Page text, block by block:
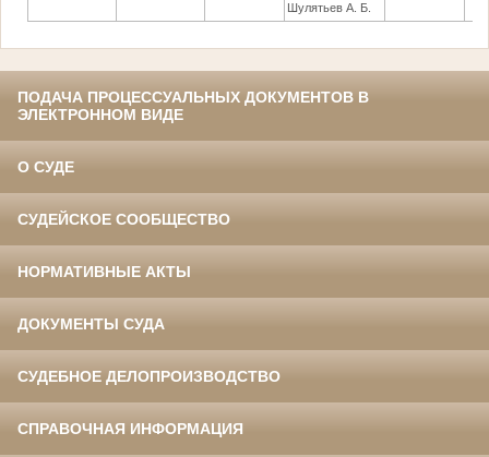
Шулятьев А. Б.
ПОДАЧА ПРОЦЕССУАЛЬНЫХ ДОКУМЕНТОВ В
ЭЛЕКТРОННОМ ВИДЕ
О СУДЕ
СУДЕЙСКОЕ СООБЩЕСТВО
НОРМАТИВНЫЕ АКТЫ
ДОКУМЕНТЫ СУДА
СУДЕБНОЕ ДЕЛОПРОИЗВОДСТВО
СПРАВОЧНАЯ ИНФОРМАЦИЯ